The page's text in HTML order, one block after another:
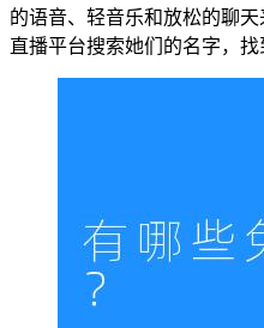
的语音、轻音乐和放松的聊
直播平台搜索她们的名字，找